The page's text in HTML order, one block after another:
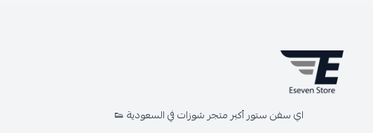
اي سفن ستور أكبر متجر شوزات في السعودية 👟